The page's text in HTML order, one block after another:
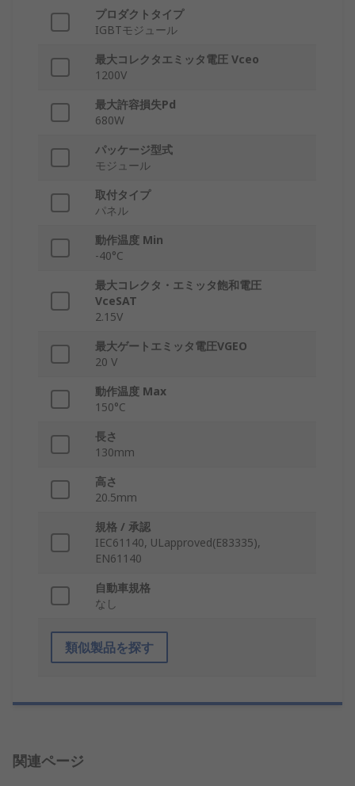
プロダクトタイプ
IGBTモジュール
最大コレクタエミッタ電圧 Vceo
1200V
最大許容損失Pd
680W
パッケージ型式
モジュール
取付タイプ
パネル
動作温度 Min
-40°C
最大コレクタ・エミッタ飽和電圧
VceSAT
2.15V
最大ゲートエミッタ電圧VGEO
20 V
動作温度 Max
150°C
長さ
130mm
高さ
20.5mm
規格 / 承認
IEC61140, ULapproved(E83335),
EN61140
自動車規格
なし
類似製品を探す
関連ページ